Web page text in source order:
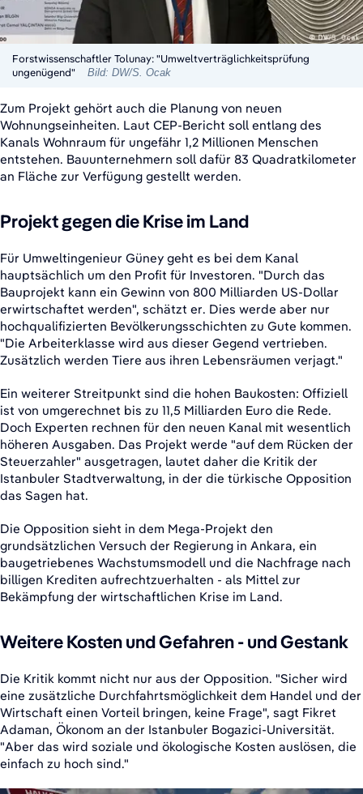
Forstwissenschaftler Tolunay: "Umweltverträglichkeitsprüfung
ungenügend"
Bild: DW/S. Ocak
Zum Projekt gehört auch die Planung von neuen
Wohnungseinheiten. Laut CEP-Bericht soll entlang des
Kanals Wohnraum für ungefähr 1,2 Millionen Menschen
entstehen. Bauunternehmern soll dafür 83 Quadratkilometer
an Fläche zur Verfügung gestellt werden.
Projekt gegen die Krise im Land
Für Umweltingenieur Güney geht es bei dem Kanal
hauptsächlich um den Profit für Investoren. "Durch das
Bauprojekt kann ein Gewinn von 800 Milliarden US-Dollar
erwirtschaftet werden", schätzt er. Dies werde aber nur
hochqualifizierten Bevölkerungsschichten zu Gute kommen.
"Die Arbeiterklasse wird aus dieser Gegend vertrieben.
Zusätzlich werden Tiere aus ihren Lebensräumen verjagt."
Ein weiterer Streitpunkt sind die hohen Baukosten: Offiziell
ist von umgerechnet bis zu 11,5 Milliarden Euro die Rede.
Doch Experten rechnen für den neuen Kanal mit wesentlich
höheren Ausgaben. Das Projekt werde "auf dem Rücken der
Steuerzahler" ausgetragen, lautet daher die Kritik der
Istanbuler Stadtverwaltung, in der die türkische Opposition
das Sagen hat.
Die Opposition sieht in dem Mega-Projekt den
grundsätzlichen Versuch der Regierung in Ankara, ein
baugetriebenes Wachstumsmodell und die Nachfrage nach
billigen Krediten aufrechtzuerhalten - als Mittel zur
Bekämpfung der wirtschaftlichen Krise im Land.
Weitere Kosten und Gefahren - und Gestank
Die Kritik kommt nicht nur aus der Opposition. "Sicher wird
eine zusätzliche Durchfahrtsmöglichkeit dem Handel und der
Wirtschaft einen Vorteil bringen, keine Frage", sagt Fikret
Adaman, Ökonom an der Istanbuler Bogazici-Universität.
"Aber das wird soziale und ökologische Kosten auslösen, die
einfach zu hoch sind."